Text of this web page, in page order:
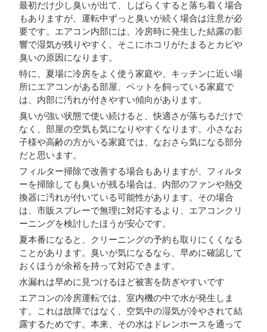
最初だけ少し臭いが出て、しばらくすると落ち着く場合
もありますが、運転中ずっと臭いが続く場合は注意が必
要です。エアコン内部には、冷房時に発生した結露の影
響で湿気が残りやすく、そこにホコリがたまるとカビや
臭いの原因になります。
特に、夏場に冷房をよく使う家庭や、キッチンに近い場
所にエアコンがある部屋、ペットを飼っている家庭で
は、内部に汚れが付きやすい傾向があります。
臭いが強い状態で使い続けると、快適さが落ちるだけで
なく、部屋の空気も気になりやすくなります。小さなお
子様や高齢の方がいる家庭では、なおさら気になる部分
だと思います。
フィルター掃除で改善する場合もありますが、フィルタ
ーを掃除しても臭いが残る場合は、内部のファンや熱交
換器に汚れが付いている可能性があります。その場合
は、市販スプレーで無理に対応するより、エアコンクリ
ーニングを検討したほうが安心です。
夏本番になると、クリーニングの予約も取りにくくなる
ことがあります。臭いが気になるなら、早めに確認して
おくほうが余裕を持って対応できます。
水漏れは早めに見つけるほど被害を防ぎやすいです
エアコンの冷房運転では、室内機の中で水が発生しま
す。これは故障ではなく、空気中の湿気が冷やされて結
露するためです。本来、その水はドレンホースを通って